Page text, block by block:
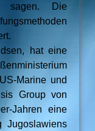
sagen. Die
hat eine
Marine und
Group von
Jahren eine
Jugoslawiens